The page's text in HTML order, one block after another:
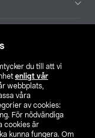
du till att vi
enligt vår
webbplats,
våra
av cookies:
För nödvändiga
cookies är
kunna fungera. Om